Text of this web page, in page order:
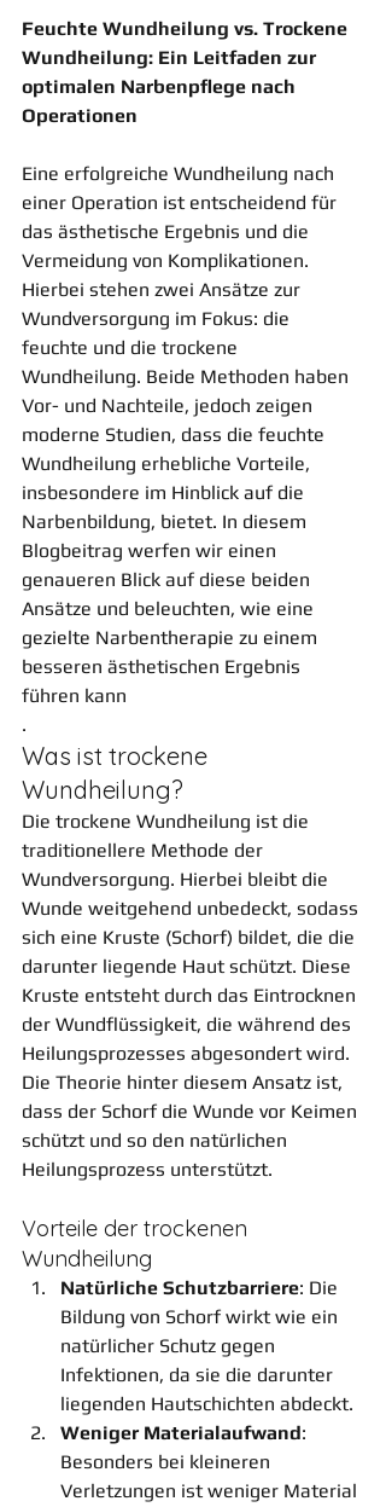
Feuchte Wundheilung vs. Trockene
Wundheilung: Ein Leitfaden zur
optimalen Narbenpflege nach
Operationen
Eine erfolgreiche Wundheilung nach
einer Operation ist entscheidend für
das ästhetische Ergebnis und die
Vermeidung von Komplikationen.
Hierbei stehen zwei Ansätze zur
Wundversorgung im Fokus: die
feuchte und die trockene
Wundheilung. Beide Methoden haben
Vor- und Nachteile, jedoch zeigen
moderne Studien, dass die feuchte
Wundheilung erhebliche Vorteile,
insbesondere im Hinblick auf die
Narbenbildung, bietet. In diesem
Blogbeitrag werfen wir einen
genaueren Blick auf diese beiden
Ansätze und beleuchten, wie eine
gezielte Narbentherapie zu einem
besseren ästhetischen Ergebnis
führen kann
.
Was ist trockene
Wundheilung?
Die trockene Wundheilung ist die
traditionellere Methode der
Wundversorgung. Hierbei bleibt die
Wunde weitgehend unbedeckt, sodass
sich eine Kruste (Schorf) bildet, die die
darunter liegende Haut schützt. Diese
Kruste entsteht durch das Eintrocknen
der Wundflüssigkeit, die während des
Heilungsprozesses abgesondert wird.
Die Theorie hinter diesem Ansatz ist,
dass der Schorf die Wunde vor Keimen
schützt und so den natürlichen
Heilungsprozess unterstützt.
Vorteile der trockenen
Wundheilung
Natürliche Schutzbarriere: Die
Bildung von Schorf wirkt wie ein
natürlicher Schutz gegen
Infektionen, da sie die darunter
liegenden Hautschichten abdeckt.
Weniger Materialaufwand:
Besonders bei kleineren
Verletzungen ist weniger Material